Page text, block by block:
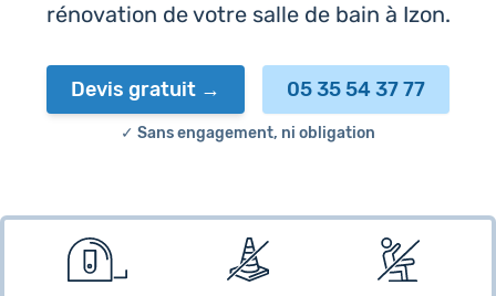
rénovation de votre salle de bain à Izon.
Devis gratuit 05 35 54 37 77
✓ Sans engagement, ni obligation